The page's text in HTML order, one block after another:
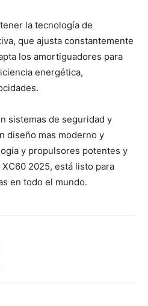
la tecnología de
que ajusta constantemente
los amortiguadores para
energética,
sistemas de seguridad y
diseño mas moderno y
y propulsores potentes y
2025, está listo para
en todo el mundo.